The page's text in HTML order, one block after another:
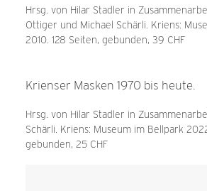
Hrsg. von Hilar Stadler in
Ottiger und Michael Schärli. Kriens:
2010. 128 Seiten, gebunden, 39 CHF
Krienser Masken 1970 bis heute.
Hrsg. von Hilar Stadler in
Schärli. Kriens: Museum im Bellpark
gebunden, 25 CHF